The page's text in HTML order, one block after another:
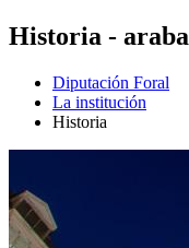
Historia - araba
Diputación Foral
La institución
Historia